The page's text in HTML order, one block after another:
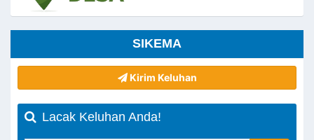
SIKEMA
Kirim Keluhan
Lacak Keluhan Anda!